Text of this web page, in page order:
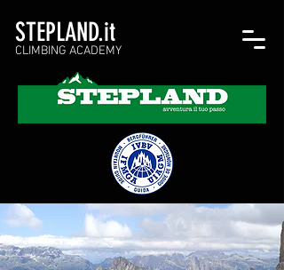
STEPLAND.it
CLIMBING ACADEMY